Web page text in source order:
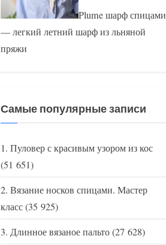
Plume шарф спицами
— легкий летний шарф из льняной
пряжи
Самые популярные записи
Пуловер с красивым узором из кос
(51 651)
Вязание носков спицами. Мастер
класс(35 925)
Длинное вязаное пальто(27 628)